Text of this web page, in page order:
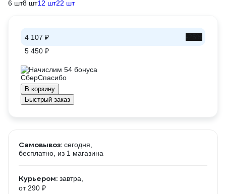
6 шт8 шт12 шт22 шт
4 107 ₽
5 450 ₽
Начислим 54 бонуса
В корзину
Быстрый заказ
Самовывоз: сегодня,
бесплатно , из 1 магазина
Курьером: завтра,
от 290 ₽